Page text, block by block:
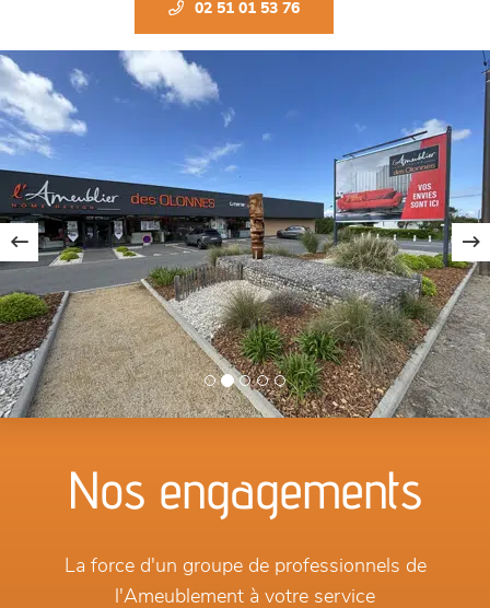
02 51 01 53 76
Previous
Nos engagements
La force d'un groupe de professionnels de
l'Ameublement à votre service